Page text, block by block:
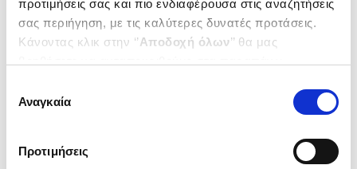
προτιμήσεις σας και πιο ενδιαφέρουσα στις αναζητήσεις
σας περιήγηση, με τις καλύτερες δυνατές προτάσεις.
Κάνοντας κλικ στην ‘’Αποδοχή όλων’’ θα μας
ενδιαφέρουν και να επιλέξετε από τα παρακάτω με την
΄΄και να ενημερωθείτε σχετικά με
συγκατάθεσης
Αναγκαία
Προτιμήσεις